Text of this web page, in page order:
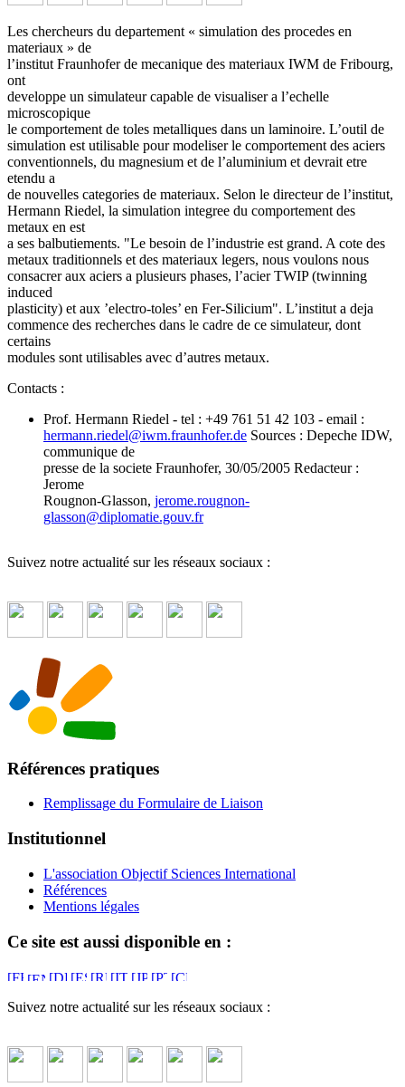
Les chercheurs du departement « simulation des procedes en
materiaux » de
l’institut Fraunhofer de mecanique des materiaux IWM de Fribourg,
ont
developpe un simulateur capable de visualiser a l’echelle
microscopique
le comportement de toles metalliques dans un laminoire. L’outil de
simulation est utilisable pour modeliser le comportement des aciers
conventionnels, du magnesium et de l’aluminium et devrait etre
etendu a
de nouvelles categories de materiaux. Selon le directeur de l’institut,
Hermann Riedel, la simulation integree du comportement des
metaux en est
a ses balbutiements. "Le besoin de l’industrie est grand. A cote des
metaux traditionnels et des materiaux legers, nous voulons nous
consacrer aux aciers a plusieurs phases, l’acier TWIP (twinning
induced
plasticity) et aux ’electro-toles’ en Fer-Silicium". L’institut a deja
commence des recherches dans le cadre de ce simulateur, dont
certains
modules sont utilisables avec d’autres metaux.
Contacts :
Prof. Hermann Riedel - tel : +49 761 51 42 103 - email :
hermann.riedel@iwm.fraunhofer.de Sources : Depeche IDW,
communique de
presse de la societe Fraunhofer, 30/05/2005 Redacteur :
Jerome
Rougnon-Glasson, jerome.rougnon-
glasson@diplomatie.gouv.fr
Suivez notre actualité sur les réseaux sociaux :
Références pratiques
Remplissage du Formulaire de Liaison
Institutionnel
L'association Objectif Sciences International
Références
Mentions légales
Ce site est aussi disponible en :
Suivez notre actualité sur les réseaux sociaux :